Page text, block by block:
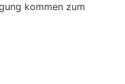
kommen zum